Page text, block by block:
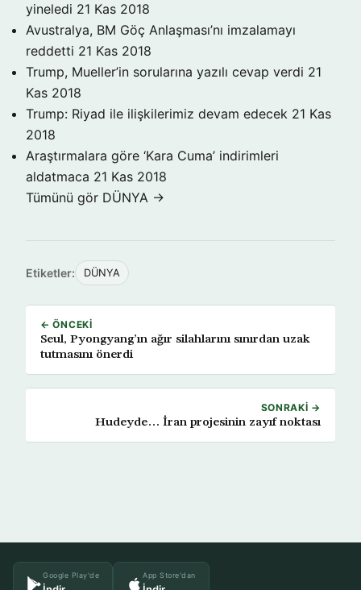
yineledi 21 Kas 2018
Avustralya, BM Göç Anlaşması’nı imzalamayı
reddetti 21 Kas 2018
Trump, Mueller’in sorularına yazılı cevap verdi 21
Kas 2018
Trump: Riyad ile ilişkilerimiz devam edecek 21 Kas
2018
Araştırmalara göre ‘Kara Cuma’ indirimleri
aldatmaca 21 Kas 2018
Tümünü gör DÜNYA →
Etiketler: DÜNYA
← ÖNCEKI
Seul, Pyongyang’ın ağır silahlarını sınırdan uzak
tutmasını önerdi
SONRAKI →
Hudeyde… İran projesinin zayıf noktası
Google Play'de App Store'dan